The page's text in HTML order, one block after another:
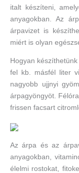
italt készíteni,
anyagokban. Az
árpavizet is
miért is olyan
Hogyan
fel kb. másfél liter
nagyobb ujjnyi
árpagyöngyöt.
frissen facsart
Az árpa és az
anyagokban,
élelmi rostokat,